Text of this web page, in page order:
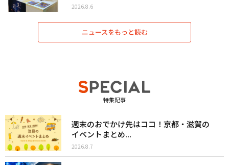
2026.8.6
ニュースをもっと読む
特集記事
週末のおでかけ先はココ！京都・滋賀の
イベントまとめ...
2026.8.7